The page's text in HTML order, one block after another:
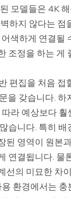
모델들은 4K
하지 않다는 점
색하게 연결될
조정을 하는 게
편집을 처음 접
을 갖습니다. 하
라 예상보다 훨
습니다. 특히 배
된 영역이 원본
연결됩니다. 물
선의 미묘한 차
환경에서는 충